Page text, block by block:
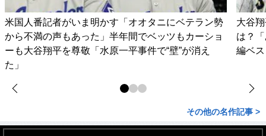
米国人番記者がいま明かす「オオタニにベテラン勢
から不満の声もあった」半年間でベッツもカーショ
ーも大谷翔平を尊敬「水原一平事件で“壁”が消え
た」
大谷
は？
編ベ
その他の名作記事 >